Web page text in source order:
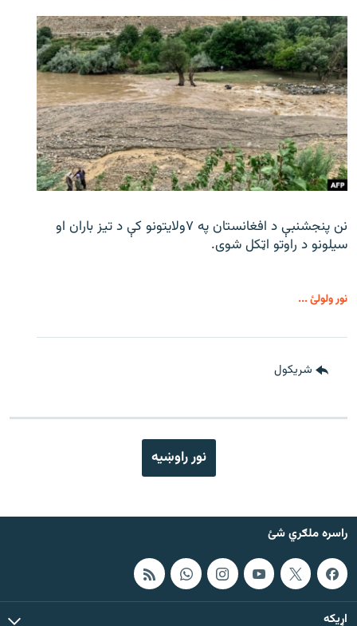
نن پنجشنبې د افغانستان په ۷ولایتونو کې د تیز باران او
سیلونو د راوتو اټکل شوی.
نور ولولئ ...
شريکول
نور راوښيه
راسره ملګري شئ
اړيکه